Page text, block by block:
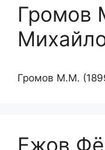
Громов
Громов М.М.
Ежов